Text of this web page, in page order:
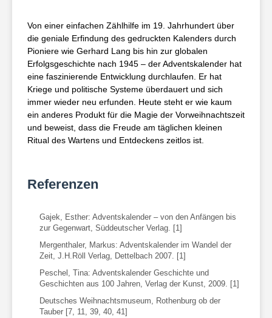
Von einer einfachen Zählhilfe im 19. Jahrhundert über
die geniale Erfindung des gedruckten Kalenders durch
Pioniere wie Gerhard Lang bis hin zur globalen
Erfolgsgeschichte nach 1945 – der Adventskalender hat
eine faszinierende Entwicklung durchlaufen. Er hat
Kriege und politische Systeme überdauert und sich
immer wieder neu erfunden. Heute steht er wie kaum
ein anderes Produkt für die Magie der Vorweihnachtszeit
und beweist, dass die Freude am täglichen kleinen
Ritual des Wartens und Entdeckens zeitlos ist.
Referenzen
Gajek, Esther: Adventskalender – von den Anfängen bis
zur Gegenwart, Süddeutscher Verlag. [1]
Mergenthaler, Markus: Adventskalender im Wandel der
Zeit, J.H.Röll Verlag, Dettelbach 2007. [1]
Peschel, Tina: Adventskalender Geschichte und
Geschichten aus 100 Jahren, Verlag der Kunst, 2009. [1]
Deutsches Weihnachtsmuseum, Rothenburg ob der
Tauber [7, 11, 39, 40, 41]